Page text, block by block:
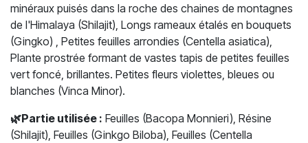
minéraux puisés dans la roche des chaines de montagnes
de l'Himalaya (Shilajit), Longs rameaux étalés en bouquets
(Gingko) , Petites feuilles arrondies (Centella asiatica),
Plante prostrée formant de vastes tapis de petites feuilles
vert foncé, brillantes. Petites fleurs violettes, bleues ou
blanches (Vinca Minor).
🌿Partie utilisée : Feuilles (Bacopa Monnieri), Résine
(Shilajit), Feuilles (Ginkgo Biloba), Feuilles (Centella